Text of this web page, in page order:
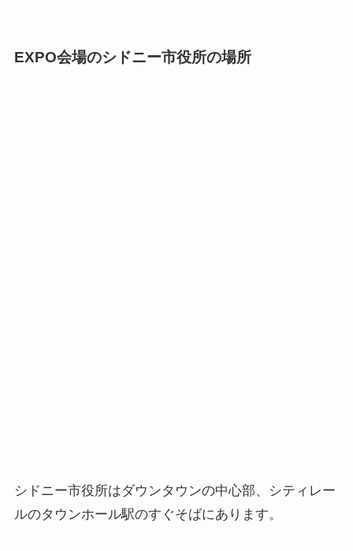
EXPO会場のシドニー市役所の場所
シドニー市役所はダウンタウンの中心部、シティレー
ルのタウンホール駅のすぐそばにあります。